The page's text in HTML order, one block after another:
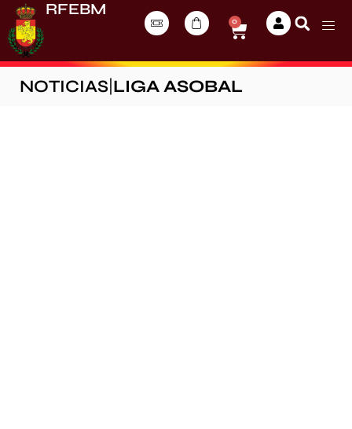
RFEBM
0
NOTICIAS LIGA ASOBAL